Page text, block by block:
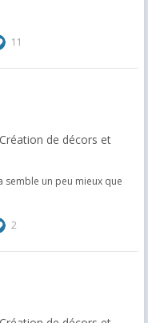
11
Création de décors et
semble un peu mieux que
2